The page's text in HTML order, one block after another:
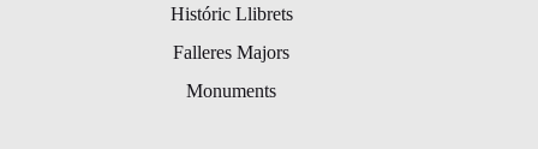
Históric Llibrets
Falleres Majors
Monuments